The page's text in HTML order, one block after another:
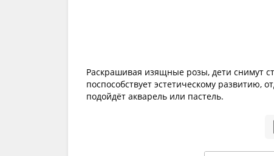
Раскрашивая изящные розы, дети снимут
поспособствует эстетическому развитию,
подойдёт акварель или пастель.